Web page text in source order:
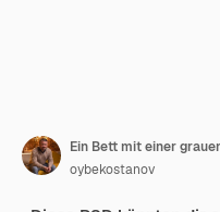
Ein Bett mit einer
oybekostanov